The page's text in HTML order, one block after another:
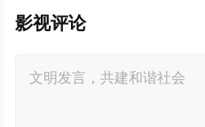
影视评论